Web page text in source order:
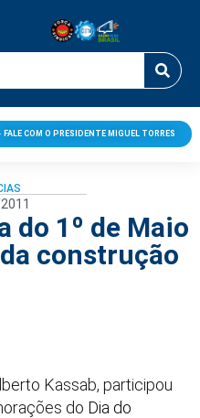
FALE COM O PRESIDENTE MIGUEL TORRES
do 1º de Maio
construção
Kassab, participou
do Dia do